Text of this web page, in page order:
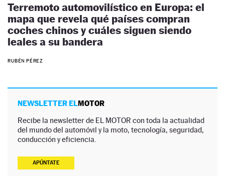
Terremoto automovilístico en Europa: el
mapa que revela qué países compran
coches chinos y cuáles siguen siendo
leales a su bandera
RUBÉN PÉREZ
NEWSLETTER ELMOTOR
Recibe la newsletter de EL MOTOR con toda la actualidad
del mundo del automóvil y la moto, tecnología, seguridad,
conducción y eficiencia.
APÚNTATE